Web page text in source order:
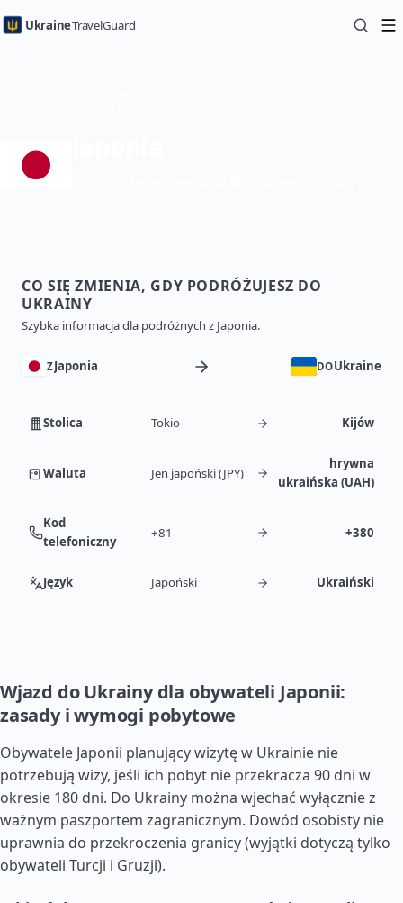
UkraineTravelGuard
CO SIĘ ZMIENIA, GDY PODRÓŻUJESZ DO
UKRAINY
Szybka informacja dla podróżnych z Japonia.
ZJaponia DOUkraine
Stolica Tokio Kijów
Waluta Jen japoński (JPY)
hrywna
ukraińska (UAH)
Kod
telefoniczny
+81 +380
Język Japoński Ukraiński
Wjazd do Ukrainy dla obywateli Japonii:
zasady i wymogi pobytowe
Obywatele Japonii planujący wizytę w Ukrainie nie
potrzebują wizy, jeśli ich pobyt nie przekracza 90 dni w
okresie 180 dni. Do Ukrainy można wjechać wyłącznie z
ważnym paszportem zagranicznym. Dowód osobisty nie
uprawnia do przekroczenia granicy (wyjątki dotyczą tylko
obywateli Turcji i Gruzji).